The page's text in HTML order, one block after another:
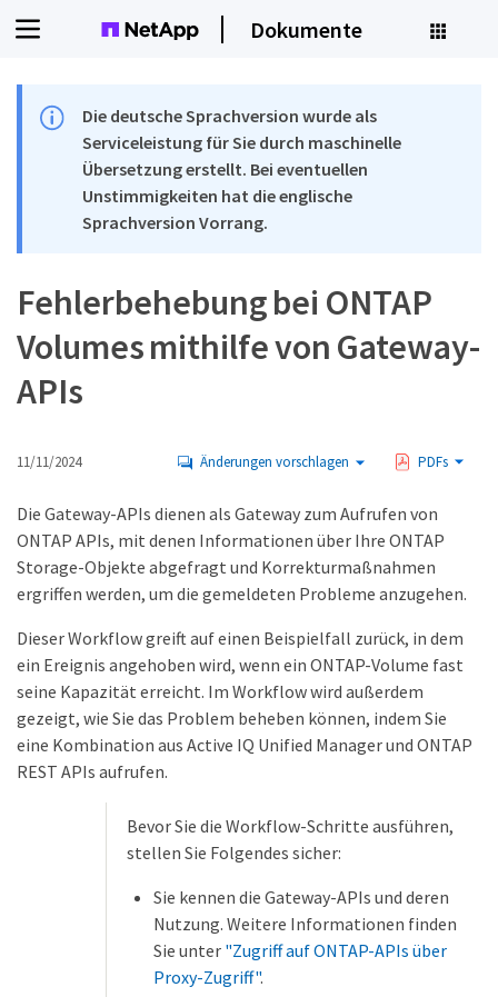
Dokumente
Die deutsche Sprachversion wurde als
Serviceleistung für Sie durch maschinelle
Übersetzung erstellt. Bei eventuellen
Unstimmigkeiten hat die englische
Sprachversion Vorrang.
Fehlerbehebung bei ONTAP
Volumes mithilfe von Gateway-
APIs
11/11/2024 Änderungen vorschlagen PDFs
Die Gateway-APIs dienen als Gateway zum Aufrufen von
ONTAP APIs, mit denen Informationen über Ihre ONTAP
Storage-Objekte abgefragt und Korrekturmaßnahmen
ergriffen werden, um die gemeldeten Probleme anzugehen.
Dieser Workflow greift auf einen Beispielfall zurück, in dem
ein Ereignis angehoben wird, wenn ein ONTAP-Volume fast
seine Kapazität erreicht. Im Workflow wird außerdem
gezeigt, wie Sie das Problem beheben können, indem Sie
eine Kombination aus Active IQ Unified Manager und ONTAP
REST APIs aufrufen.
Bevor Sie die Workflow-Schritte ausführen,
stellen Sie Folgendes sicher:
Sie kennen die Gateway-APIs und deren
Nutzung. Weitere Informationen finden
Sie unter "Zugriff auf ONTAP-APIs über
Proxy-Zugriff".